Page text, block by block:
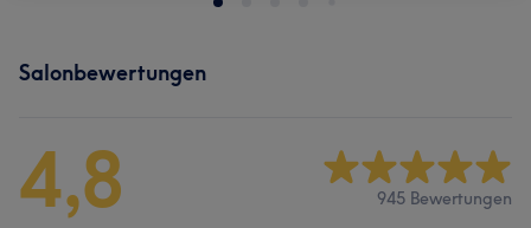
Salonbewertungen
4,8 945 Bewertungen